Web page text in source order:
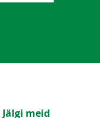
Jälgi meid